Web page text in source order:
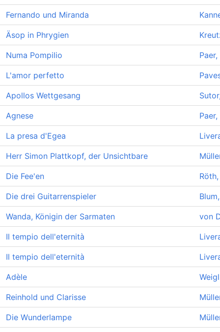
Fernando und Miranda
Äsop in Phrygien
Numa Pompilio
L'amor perfetto
Apollos Wettgesang
Agnese
La presa d'Egea
Herr Simon Plattkopf, der Unsichtbare
Die Fee'en
Die drei Guitarrenspieler
Wanda, Königin der Sarmaten von
Il tempio dell'eternità
Il tempio dell'eternità
Adèle
Reinhold und Clarisse
Die Wunderlampe